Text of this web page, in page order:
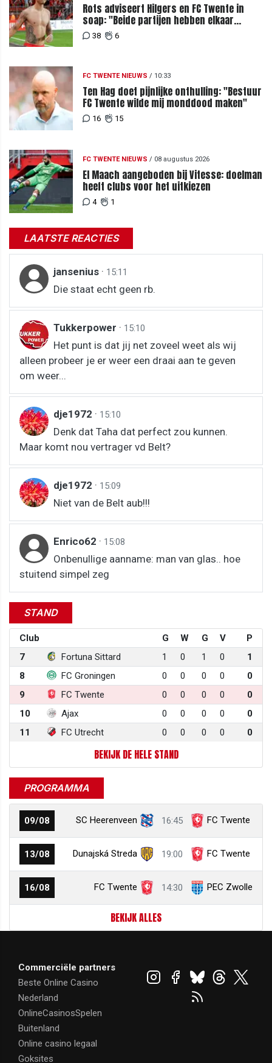
Rots adviseert Hilgers en FC Twente in
soap: "Beide partijen hebben elkaar
teleurgesteld"
38 6
FC TWENTE NIEUWS / 10:33
Ten Hag doet pijnlijke onthulling: "Bestuur
FC Twente wilde mij monddood maken"
16 15
FC TWENTE NIEUWS / 08 augustus 2026
El Maach aangeboden bij Vitesse: doelman
heeft clubs voor het uitkiezen
4 1
LAATSTE REACTIES
jansenius · 15:11
Die staat echt geen rb.
Tukkerpower · 15:10
Het punt is dat jij net zoveel weet als wij
alleen probeer je er weer een draai aan te geven
om weer...
dje1972 · 15:10
Denk dat Taha dat perfect zou kunnen.
Maar komt nou vertrager vd Belt?
dje1972 · 15:09
Niet van de Belt aub!!!
Enrico62 · 15:08
Onbenullige aanname: man van glas.. hoe
stuitend simpel zeg
STAND
Club G W G V
P
7
Fortuna Sittard 1 0 1 0
1
8
FC Groningen 0 0 0 0
0
9
FC Twente 0 0 0 0
0
10
Ajax 0 0 0 0
0
11
FC Utrecht 0 0 0 0 0
BEKIJK DE HELE STAND
PROGRAMMA
09/08 SC Heerenveen 16:45 FC Twente
13/08 Dunajská Streda 19:00 FC Twente
16/08 FC Twente 14:30 PEC Zwolle
BEKIJK ALLES
Commerciële partners
Beste Online Casino
Nederland
OnlineCasinosSpelen
Buitenland
Online casino legaal
Goksites